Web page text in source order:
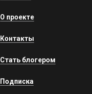
О проекте
Контакты
Стать блогером
Подписка